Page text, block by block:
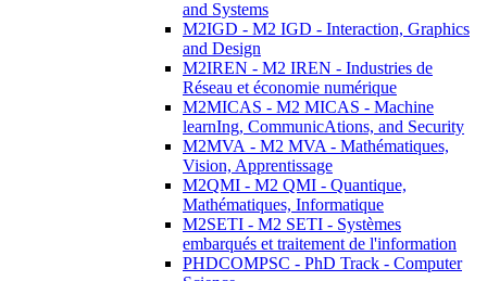
and Systems
M2IGD - M2 IGD - Interaction, Graphics
and Design
M2IREN - M2 IREN - Industries de
Réseau et économie numérique
M2MICAS - M2 MICAS - Machine
learnIng, CommunicAtions, and Security
M2MVA - M2 MVA - Mathématiques,
Vision, Apprentissage
M2QMI - M2 QMI - Quantique,
Mathématiques, Informatique
M2SETI - M2 SETI - Systèmes
embarqués et traitement de l'information
PHDCOMPSC - PhD Track - Computer